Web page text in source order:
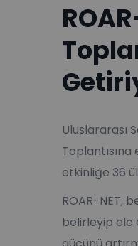
Uluslararası
etkinliğe 36
ROAR-NET,
belirleyip ele